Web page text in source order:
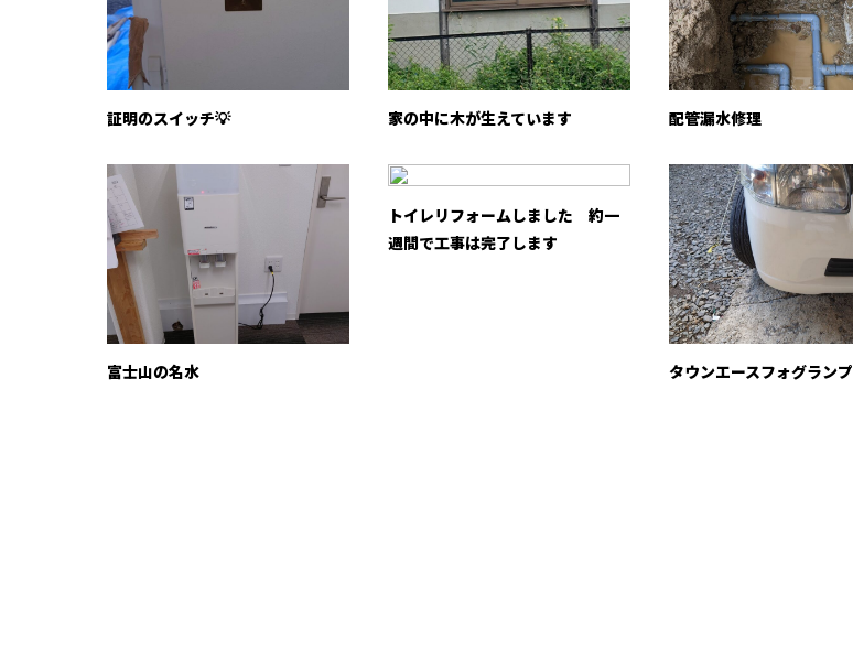
証明のスイッチ💡 家の中に木が生えています 配管漏水修理
富士山の名水
トイレリフォームしました 約一
週間で工事は完了します
タウンエースフォグランプ